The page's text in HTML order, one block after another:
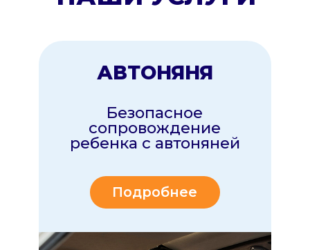
Подробнее
Новые услуги
ДРУГОЕ